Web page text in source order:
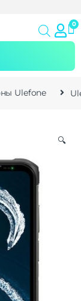
Ulefone
🔍